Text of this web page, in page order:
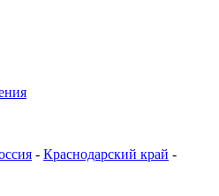
- Краснодарский край -